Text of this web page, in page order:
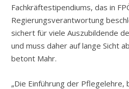
Fachkräftestipendiums, das in
Regierungsverantwortung
sichert für viele Auszubildende
und muss daher auf lange Sicht
betont Mahr.
„Die Einführung der